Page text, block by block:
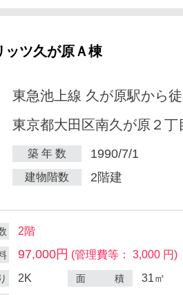
ッツ久が原Ａ棟
東急池上線 久が原駅から
東京都大田区南久が原２丁
築 年 数 1990/7/1
建物階数 2階建
2階
97,000円 (管理費等： 3,000 円)
2K 面 積 31㎡